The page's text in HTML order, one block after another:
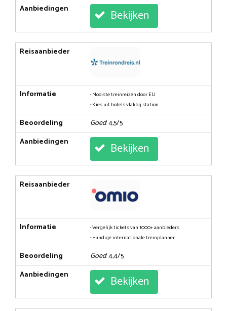
Aanbiedingen Bekijken
Reisaanbieder
Informatie
• Mooiste treinreizen door EU
• Kies uit hotels vlakbij station
Beoordeling Goed: 4,5/5
Aanbiedingen
Bekijken
Reisaanbieder
Informatie
• Vergelijk tickets van 1000+ aanbieders
• Handige internationale treinplanner
Beoordeling Goed: 4,4/5
Aanbiedingen
Bekijken